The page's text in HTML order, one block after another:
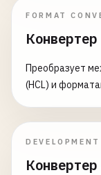
FORMAT
Конвертер
Преобразует
(HCL) и
DEVELOPMENT
Конвертер